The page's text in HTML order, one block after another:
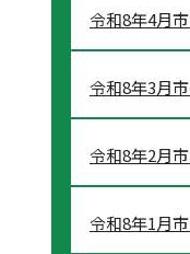
令和8年4月
令和8年3月
令和8年2月
令和8年1月